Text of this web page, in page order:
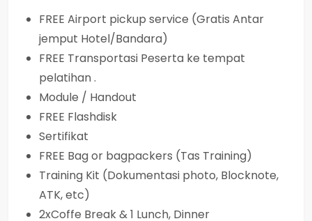
FREE Airport pickup service (Gratis Antar
jemput Hotel/Bandara)
FREE Transportasi Peserta ke tempat
pelatihan .
Module / Handout
FREE Flashdisk
Sertifikat
FREE Bag or bagpackers (Tas Training)
Training Kit (Dokumentasi photo, Blocknote,
ATK, etc)
2xCoffe Break & 1 Lunch, Dinner